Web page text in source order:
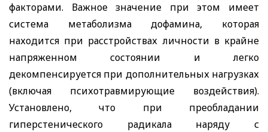
факторами. Важное значение при этом имеет
система метаболизма дофамина, которая
находится при расстройствах личности в крайне
напряженном состоянии и легко
декомпенсируется при дополнительных нагрузках
(включая психотравмирующие воздействия).
Установлено, что при преобладании
гиперстенического радикала наряду с